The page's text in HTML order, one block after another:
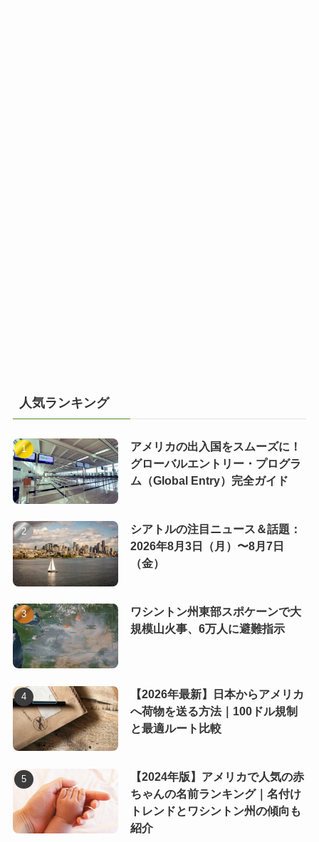
人気ランキング
アメリカの出入国をスムーズに！
グローバルエントリー・プログラ
ム（Global Entry）完全ガイド
シアトルの注目ニュース＆話題：
2026年8月3日（月）〜8月7日
（金）
ワシントン州東部スポケーンで大
規模山火事、6万人に避難指示
【2026年最新】日本からアメリカ
へ荷物を送る方法｜100ドル規制
と最適ルート比較
【2024年版】アメリカで人気の赤
ちゃんの名前ランキング｜名付け
トレンドとワシントン州の傾向も
紹介